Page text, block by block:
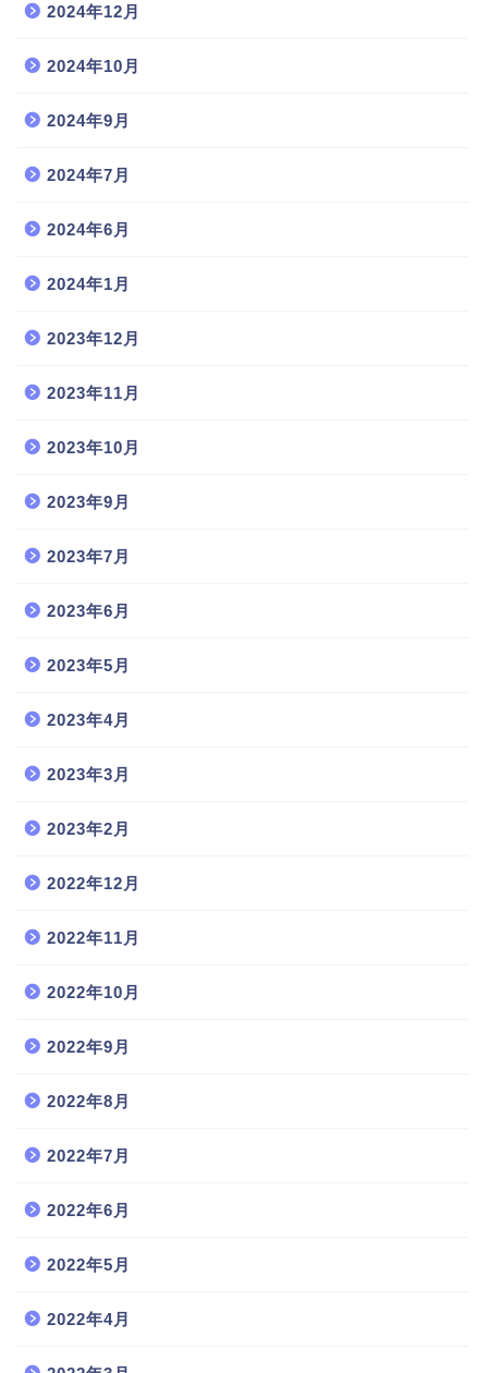
2024年12月
2024年10月
2024年9月
2024年7月
2024年6月
2024年1月
2023年12月
2023年11月
2023年10月
2023年9月
2023年7月
2023年6月
2023年5月
2023年4月
2023年3月
2023年2月
2022年12月
2022年11月
2022年10月
2022年9月
2022年8月
2022年7月
2022年6月
2022年5月
2022年4月